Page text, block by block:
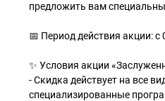
предложить вам
📅 Период действия акции:
✨ Условия акции
- Скидка действует на все
специализированные